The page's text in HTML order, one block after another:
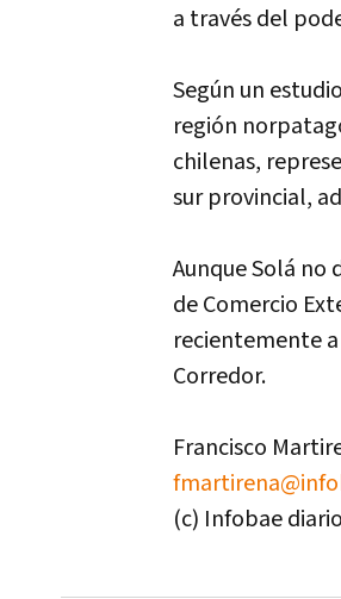
a través del
Según un
región
chilenas,
sur provincial,
Aunque Solá no
de Comercio
recientemente
Corredor.
Francisco
(c) Infobae diario